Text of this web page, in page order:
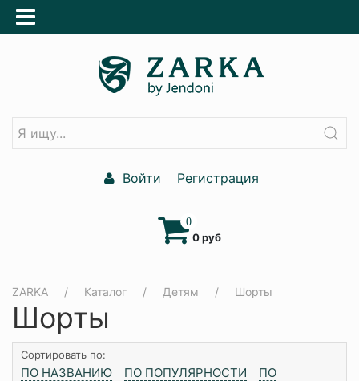
Войти Регистрация
0
0 руб
ZARKA Каталог Детям Шорты
Шорты
Сортировать по:
ПО НАЗВАНИЮ ПО ПОПУЛЯРНОСТИ
ПО